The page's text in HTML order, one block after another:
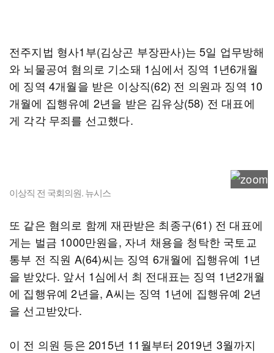
전주지법 형사1부(김상곤 부장판사)는 5일 업무방해
와 뇌물공여 혐의로 기소돼 1심에서 징역 1년6개월
에 징역 4개월을 받은 이상직(62) 전 의원과 징역 10
개월에 집행유예 2년을 받은 김유상(58) 전 대표에
게 각각 무죄를 선고했다.
이상직 전 국회의원. 뉴시스
또 같은 혐의로 함께 재판받은 최종구(61) 전 대표에
게는 벌금 1000만원을, 자녀 채용을 청탁한 국토교
통부 전 직원 A(64)씨는 징역 6개월에 집행유예 1년
을 받았다. 앞서 1심에서 최 전대표는 징역 1년2개월
에 집행유예 2년을, A씨는 징역 1년에 집행유예 2년
을 선고받았다.
이 전 의원 등은 2015년 11월부터 2019년 3월까지